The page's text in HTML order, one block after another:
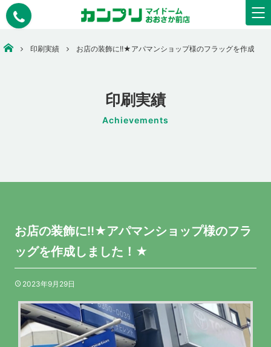
大阪市中央区で安いコピー・印刷なら【カンプリマイドームおおさか】
印刷実績 お店の装飾に!!★アパマンショップ様のフラッグを作成し
印刷実績
Achievements
お店の装飾に!!★アパマンショップ様のフラ
ッグを作成しました！★
2023年9月29日